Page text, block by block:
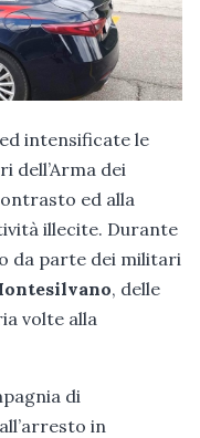
intensificate le
dell’Arma dei
ed alla
illecite. Durante
da parte dei militari
, delle
volte alla
di
in